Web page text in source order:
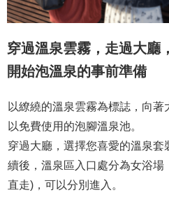
穿過溫泉雲霧，走過大廳，
開始泡溫泉的事前準備
以繚繞的溫泉雲霧為標誌，向
以免費使用的泡腳溫泉池。
穿過大廳，選擇您喜愛的溫泉
續後，溫泉區入口處分為女浴
直走)，可以分別進入。